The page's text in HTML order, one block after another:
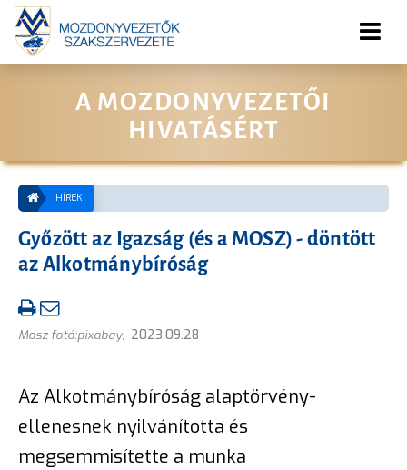
A MOZDONYVEZETŐI
HIVATÁSÉRT
HÍREK
Győzött az Igazság (és a MOSZ) - döntött
az Alkotmánybíróság
Mosz fotó:pixabay, 2023.09.28
Az Alkotmánybíróság alaptörvény-
ellenesnek nyilvánította és
megsemmisítette a munka